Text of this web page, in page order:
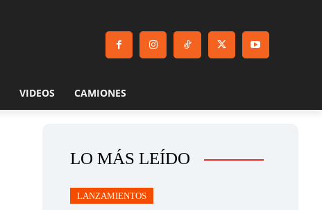
VIDEOS CAMIONES
LO MÁS LEÍDO
LANZAMIENTOS